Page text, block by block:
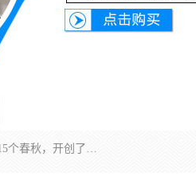
深圳运康达华科技有限公司是一家致力于健康健康产业的现代化企业，已经走过了15个春秋，开创了中医外用发展的新未来，是专业从事中医医疗仪器的研发、生产、销售、服务为一体的子公司，在医疗器械的设计、开发和生产方面率先引进国际先进技术和好的科技人员，先后开发出了场效应治疗仪、多功能治疗仪、颈椎治疗仪、腰椎治疗仪、增效垫等多个系列。